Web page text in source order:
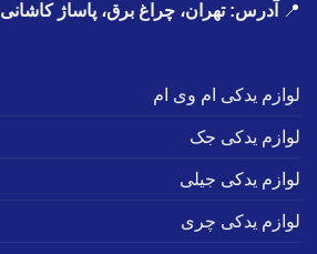
📍
آدرس: تهران، چراغ برق، پاساژ کاشانی
لوازم یدکی ام وی ام
لوازم یدکی جک
لوازم یدکی جیلی
لوازم یدکی چری